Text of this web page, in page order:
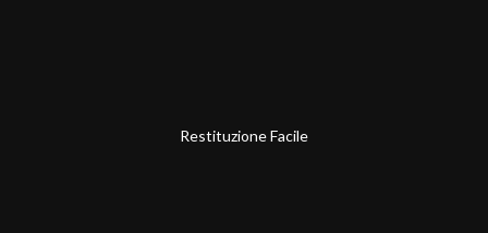
Restituzione Facile